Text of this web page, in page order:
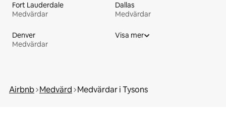
Fort Lauderdale
Medvärdar
Dallas
Medvärdar
Denver
Medvärdar
Visa mer
Airbnb Medvärd Medvärdar i Tysons